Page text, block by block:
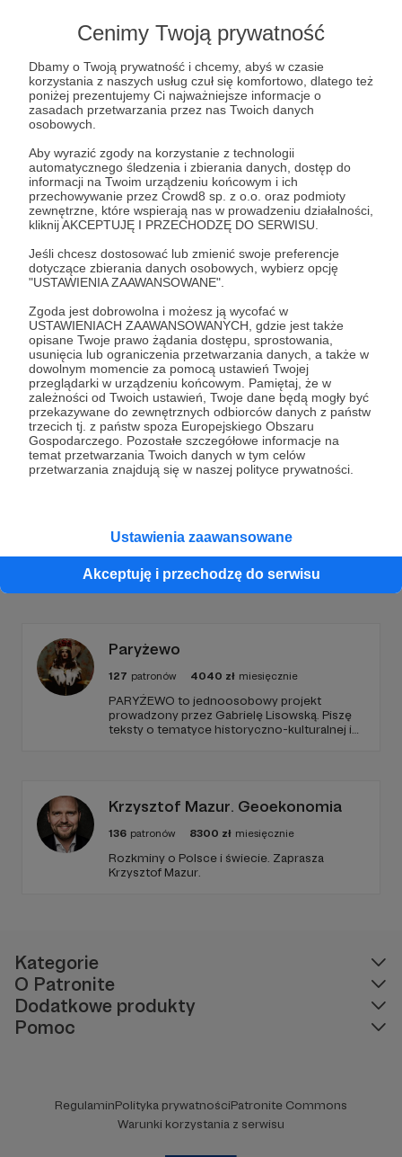
Cenimy Twoją prywatność
Dbamy o Twoją prywatność i chcemy, abyś w czasie
korzystania z naszych usług czuł się komfortowo, dlatego też
poniżej prezentujemy Ci najważniejsze informacje o
zasadach przetwarzania przez nas Twoich danych
osobowych.
Aby wyrazić zgody na korzystanie z technologii
automatycznego śledzenia i zbierania danych, dostęp do
informacji na Twoim urządzeniu końcowym i ich
przechowywanie przez Crowd8 sp. z o.o. oraz podmioty
zewnętrzne, które wspierają nas w prowadzeniu działalności,
kliknij AKCEPTUJĘ I PRZECHODZĘ DO SERWISU.
Jeśli chcesz dostosować lub zmienić swoje preferencje
dotyczące zbierania danych osobowych, wybierz opcję
"USTAWIENIA ZAAWANSOWANE".
Zgoda jest dobrowolna i możesz ją wycofać w
USTAWIENIACH ZAAWANSOWANYCH, gdzie jest także
opisane Twoje prawo żądania dostępu, sprostowania,
usunięcia lub ograniczenia przetwarzania danych, a także w
dowolnym momencie za pomocą ustawień Twojej
przeglądarki w urządzeniu końcowym. Pamiętaj, że w
zależności od Twoich ustawień, Twoje dane będą mogły być
przekazywane do zewnętrznych odbiorców danych z państw
trzecich tj. z państw spoza Europejskiego Obszaru
Gospodarczego. Pozostałe szczegółowe informacje na
temat przetwarzania Twoich danych w tym celów
przetwarzania znajdują się w naszej polityce prywatności.
Ustawienia zaawansowane
Akceptuję i przechodzę do serwisu
Trwa wyścig Vuelta a Espana 2023
kolarskich wyścigów na świecie i zarazem ostatni z tzw.
wielkich tourów. W mediach Periodistach Marta możecie
czytać i oglądać wiele publikacji o tym wydarzeniu.
La Vuelta kolarstwo Vuelta a Espana +2
Dołącz do grona Patronów!
Wesprzyj działalność AutoraMarta Wiśniewska już
teraz!
Zostań Patronem
Promowani autorzy
Paryżewo
127 patronów 4040 zł miesięcznie
PARYŻEWO to jednoosobowy projekt
prowadzony przez Gabrielę Lisowską. Piszę
teksty o tematyce historyczno-kulturalnej i
Krzysztof Mazur. Geoekonomia
136 patronów 8300 zł miesięcznie
Rozkminy o Polsce i świecie. Zaprasza
Krzysztof Mazur.
Kategorie
O Patronite
Dodatkowe produkty
Pomoc
RegulaminPolityka prywatnościPatronite Commons
Warunki korzystania z serwisu